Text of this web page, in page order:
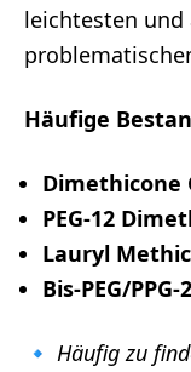
leichtesten
Häufige
Dimethicone
PEG-12
Lauryl
Bis-PEG/
🔹 Häufig zu